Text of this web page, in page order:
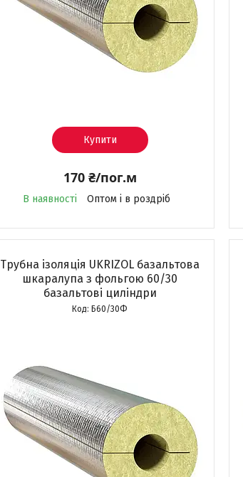
Купити
170 ₴/пог.м
В наявності Оптом і в роздріб
Трубна ізоляція UKRIZOL базальтова
шкаралупа з фольгою 60/30
базальтові циліндри
Б60/30Ф